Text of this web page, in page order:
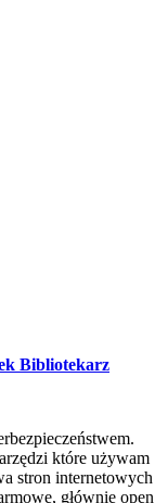
Bibliotekarz
które używam
stron internetowych
głównie open